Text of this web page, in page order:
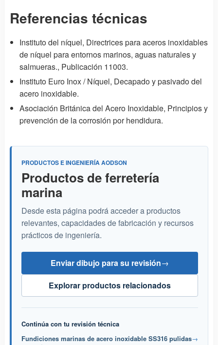
Referencias técnicas
Instituto del níquel, Directrices para aceros inoxidables
de níquel para entornos marinos, aguas naturales y
salmueras., Publicación 11003.
Instituto Euro Inox / Níquel, Decapado y pasivado del
acero inoxidable.
Asociación Británica del Acero Inoxidable, Principios y
prevención de la corrosión por hendidura.
PRODUCTOS E INGENIERÍA AODSON
Productos de ferretería
marina
Desde esta página podrá acceder a productos
relevantes, capacidades de fabricación y recursos
prácticos de ingeniería.
Enviar dibujo para su revisión→
Explorar productos relacionados
Continúa con tu revisión técnica
Fundiciones marinas de acero inoxidable SS316 pulidas→